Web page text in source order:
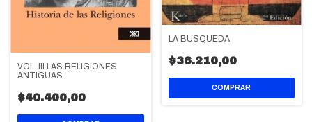
VOL. III LAS RELIGIONES
ANTIGUAS
$40.400,00
LA BUSQUEDA
$36.210,00